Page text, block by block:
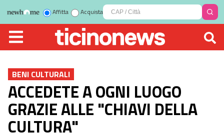
Affitta Acquista
BENI CULTURALI
ACCEDETE A OGNI LUOGO
GRAZIE ALLE "CHIAVI DELLA
CULTURA"